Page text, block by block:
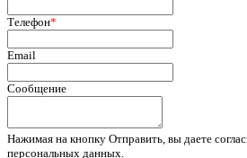
Телефон*
Email
Сообщение
Нажимая на кнопку Отправить, вы даете
персональных данных.